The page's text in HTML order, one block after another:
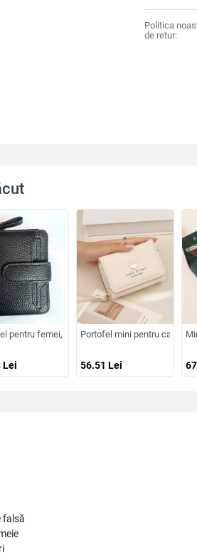
Politica
de retur:
de vită de calitate superioară, stil european-
pentru femei, stil urban minimalist, material
Lei
Portofel mini pentru carduri
56.51 Lei
falsă